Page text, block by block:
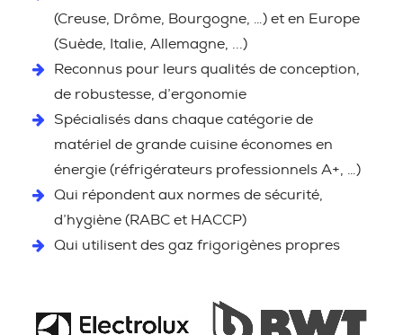
(Creuse, Drôme, Bourgogne, …) et en Europe
(Suède, Italie, Allemagne, ...)
Reconnus pour leurs qualités de conception,
de robustesse, d’ergonomie
Spécialisés dans chaque catégorie de
matériel de grande cuisine économes en
énergie (réfrigérateurs professionnels A+, …)
Qui répondent aux normes de sécurité,
d’hygiène (RABC et HACCP)
Qui utilisent des gaz frigorigènes propres